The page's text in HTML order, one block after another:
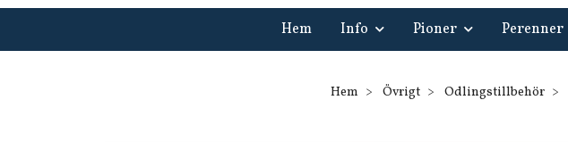
Hem Info Pioner Perenner
Hem Övrigt Odlingstillbehör